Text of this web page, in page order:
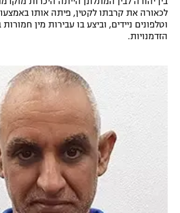
הצטרפות לחבילת הערוצים
לוח דרושים – ג'ובנט
לכאורה את קרבתו לקטין, פיתה אותו
וטלפונים ניידים, וביצע בו עבירות מין
הזדמנויות.